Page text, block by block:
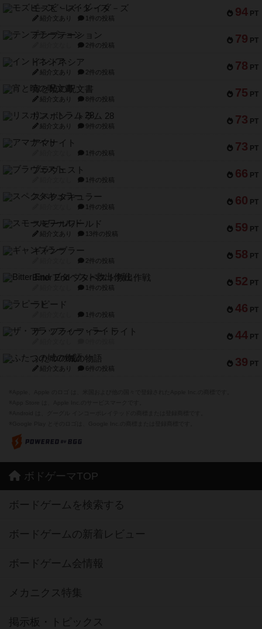
94 PT
モズビ－ズ・レイダ－ズ
紹介文あり 1件の投稿
79 PT
テンプテーション
2件の投稿
78 PT
インドネシア
紹介文あり 2件の投稿
75 PT
宵と暁の呪文書
紹介文あり 8件の投稿
73 PT
リスボン・トラム 28
紹介文あり 9件の投稿
73 PT
アマナイト
1件の投稿
66 PT
ブラヴェスト
1件の投稿
60 PT
スペクタキュラー
1件の投稿
59 PT
スモールワールド
紹介文あり 13件の投稿
58 PT
ギャンブラー
2件の投稿
52 PT
Bitter End ブタペスト救出作戦
1件の投稿
46 PT
ラピード
1件の投稿
44 PT
ザ・フラッフィー・ライト
39 PT
ふたつの城の物語
紹介文あり 6件の投稿
ボドゲーマTOP
ボードゲームを検索する
ボードゲームの新着レビュー
ボードゲーム会情報
メカニクス特集
掲示板・トピックス